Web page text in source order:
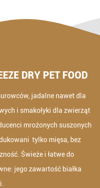
DRY PET FOOD
jadalne nawet dla
i smakołyki dla zwierząt
mrożonych suszonych
tylko mięsa, bez
Świeże i łatwe do
jego zawartość białka